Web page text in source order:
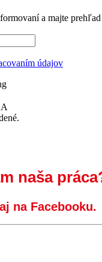
a majte prehľad
údajov
naša
na Facebooku.